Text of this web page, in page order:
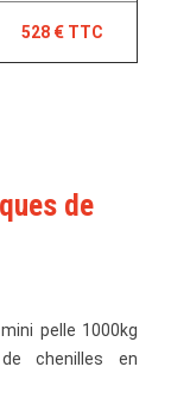
528 € TTC
de
pelle 1000kg
chenilles en